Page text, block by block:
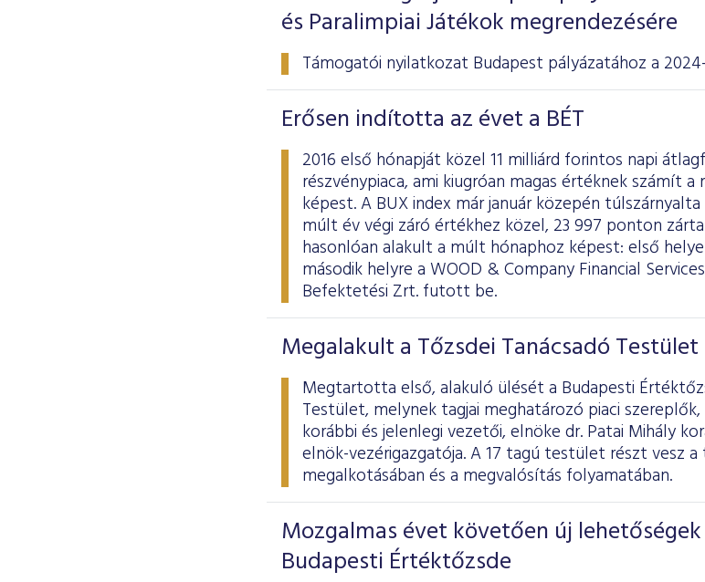
és Paralimpiai Játékok megrendezésére
Támogatói nyilatkozat Budapest pályázatához a
Erősen indította az évet a BÉT
2016 első hónapját közel 11 milliárd forintos napi
részvénypiaca, ami kiugróan magas értéknek számít
képest. A BUX index már január közepén
múlt év végi záró értékhez közel, 23 997 ponton
hasonlóan alakult a múlt hónaphoz képest: első
második helyre a WOOD & Company Financial
Befektetési Zrt. futott be.
Megalakult a Tőzsdei Tanácsadó Testület
Megtartotta első, alakuló ülését a Budapesti
Testület, melynek tagjai meghatározó piaci
korábbi és jelenlegi vezetői, elnöke dr. Patai Mihály
elnök-vezérigazgatója. A 17 tagú testület részt vesz a
megalkotásában és a megvalósítás folyamatában.
Mozgalmas évet követően új
Budapesti Értéktőzsde